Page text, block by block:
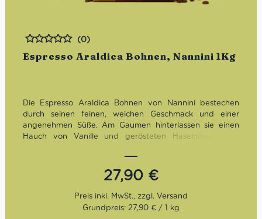
Espresso Araldica Bohnen, Nannini 1Kg
Bewertet
(0)
Die Espresso Araldica Bohnen von Nannini bestechen
durch seinen feinen, weichen Geschmack und einer
angenehmen Süße. Am Gaumen hinterlassen sie einen
Hauch von Vanille und gerösteten Haselnüssen. Die
und schön cremig. Im Ergebnis präsentiert sich der
Araldica Kaffee sehr elegant und schokoladig, voll und
Mild
Angenehm nach Vanillie und
27,90 €
Grundpreis: 27,90 € / 1 kg